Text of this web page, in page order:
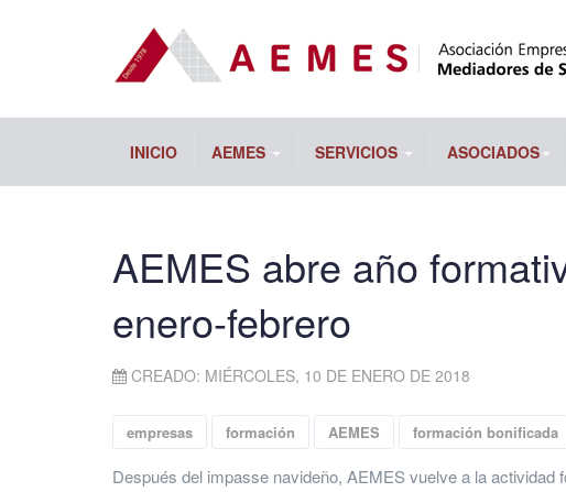
INICIO AEMES SERVICIOS ASOCIADOS
AEMES abre año
enero-febrero
CREADO: MIÉRCOLES, 10 DE ENERO DE 2018
empresas formación AEMES formación bonificada
Después del impasse navideño, AEMES vuelve a la actividad